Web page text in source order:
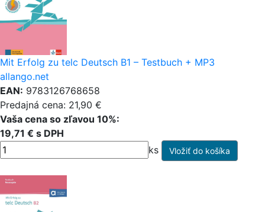
Mit Erfolg zu telc Deutsch B1 – Testbuch + MP3
allango.net
EAN: 9783126768658
Predajná cena: 21,90 €
Vaša cena so zľavou 10%:
19,71 € s DPH
ks